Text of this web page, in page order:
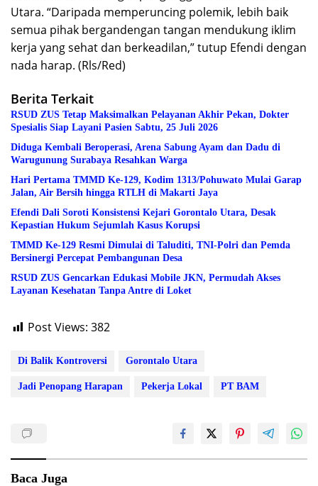
Utara. “Daripada memperuncing polemik, lebih baik
semua pihak bergandengan tangan mendukung iklim
kerja yang sehat dan berkeadilan,” tutup Efendi dengan
nada harap. (Rls/Red)
Berita Terkait
RSUD ZUS Tetap Maksimalkan Pelayanan Akhir Pekan, Dokter
Spesialis Siap Layani Pasien Sabtu, 25 Juli 2026
Diduga Kembali Beroperasi, Arena Sabung Ayam dan Dadu di
Warugunung Surabaya Resahkan Warga
Hari Pertama TMMD Ke-129, Kodim 1313/Pohuwato Mulai Garap
Jalan, Air Bersih hingga RTLH di Makarti Jaya
Efendi Dali Soroti Konsistensi Kejari Gorontalo Utara, Desak
Kepastian Hukum Sejumlah Kasus Korupsi
TMMD Ke-129 Resmi Dimulai di Taluditi, TNI-Polri dan Pemda
Bersinergi Percepat Pembangunan Desa
RSUD ZUS Gencarkan Edukasi Mobile JKN, Permudah Akses
Layanan Kesehatan Tanpa Antre di Loket
Post Views: 382
Di Balik Kontroversi Gorontalo Utara
Jadi Penopang Harapan Pekerja Lokal PT BAM
Baca Juga